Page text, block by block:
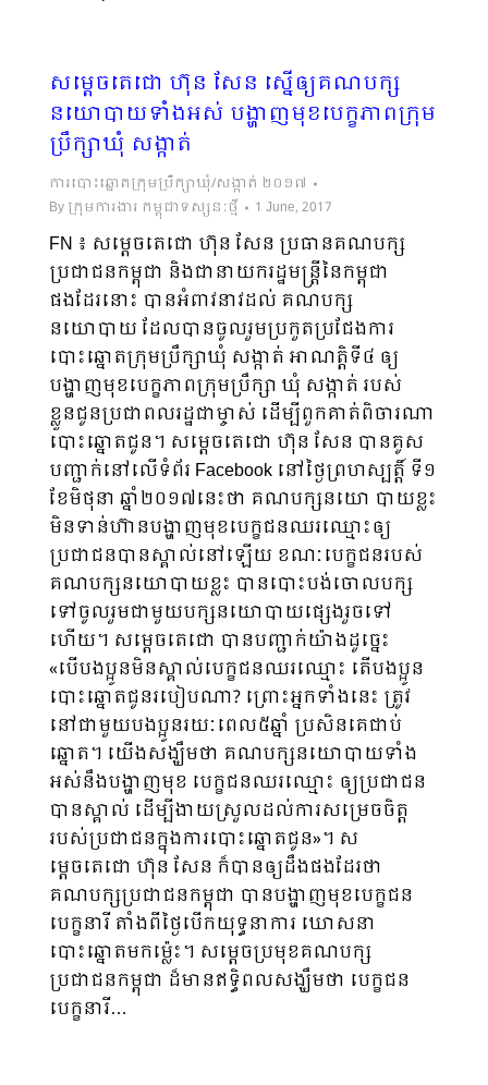
សម្តេចតេជោ ហ៊ុន សែន ស្នើឲ្យគណបក្ស
នយោបាយទាំងអស់ បង្ហាញមុខបេក្ខភាពក្រុម
ប្រឹក្សាឃុំ សង្កាត់
ការបោះឆ្នោតក្រុមប្រឹក្សាឃុំ/សង្កាត់ ២០១៧
By ក្រុមការងារ កម្ពុជាទស្សនៈថ្មី 1 June, 2017
FN ៖ សម្តេចតេជោ ហ៊ុន សែន ប្រធានគណបក្ស
ប្រជាជនកម្ពុជា និងជានាយករដ្ឋមន្រ្តីនៃកម្ពុជា
ផងដែរនោះ បានអំពាវនាវដល់ គណបក្ស
នយោបាយ ដែលបានចូលរួមប្រកួតប្រជែងការ
បោះឆ្នោតក្រុមប្រឹក្សាឃុំ សង្កាត់ អាណត្តិទី៤ ឲ្យ
បង្ហាញមុខបេក្ខភាពក្រុមប្រឹក្សា ឃុំ សង្កាត់ របស់
ខ្លួនជូនប្រជាពលរដ្ឋជាម្ចាស់ ដើម្បីពួកគាត់ពិចារណា
បោះឆ្នោតជូន។ សម្តេចតេជោ ហ៊ុន សែន បានគូស
បញ្ជាក់នៅលើទំព័រ Facebook នៅថ្ងៃព្រហស្បត្តិ៍ ទី១
ខែមិថុនា ឆ្នាំ២០១៧នេះថា គណបក្សនយោ បាយខ្លះ
មិនទាន់ហ៊ានបង្ហាញមុខបេក្ខជនឈរឈ្មោះឲ្យ
ប្រជាជនបានស្គាល់នៅឡើយ ខណៈបេក្ខជនរបស់
គណបក្សនយោបាយខ្លះ បានបោះបង់ចោលបក្ស
ទៅចូលរួមជាមួយបក្សនយោបាយផ្សេងរួចទៅ
ហើយ។ សម្តេចតេជោ បានបញ្ជាក់យ៉ាងដូច្នេះ
«បើបងប្អូនមិនស្គាល់បេក្ខជនឈរឈ្មោះ តើបងប្អូន
បោះឆ្នោតជូនរបៀបណា? ព្រោះអ្នកទាំងនេះ ត្រូវ
នៅជាមួយបងប្អូនរយៈពេល៥ឆ្នាំ ប្រសិនគេជាប់
ឆ្នោត។ យើងសង្ឃឹមថា គណបក្សនយោបាយទាំង
អស់នឹងបង្ហាញមុខ បេក្ខជនឈរឈ្មោះ ឲ្យប្រជាជន
បានស្គាល់ ដើម្បីងាយស្រួលដល់ការសម្រេចចិត្ត
របស់ប្រជាជនក្នុងការបោះឆ្នោតជូន»។ ស
ម្តេចតេជោ ហ៊ុន សែន ក៏បានឲ្យដឹងផងដែរថា
គណបក្សប្រជាជនកម្ពុជា បានបង្ហាញមុខបេក្ខជន
បេក្ខនារី តាំងពីថ្ងៃបើកយុទ្ធនាការ ឃោសនា
បោះឆ្នោតមកម្ល៉េះ។ សម្តេចប្រមុខគណបក្ស
ប្រជាជនកម្ពុជា ដ៏មានឥទ្ធិពលសង្ឃឹមថា បេក្ខជន
បេក្ខនារី…